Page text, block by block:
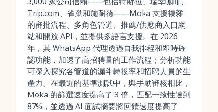
Trip.com、雀巢和施耐德——Moka 支援複雜
的審批流程、多角色管道、推薦/供應商入口網
站和開放 API，並提供多語言支援。在 2026
年，其 WhatsApp 代理透過自我排程和即時確
認功能，加速了高招聘量的工作流程；分析功能
可深入探究各管道的漏斗轉換率和招聘人員的生
產力。在最近的基準測試中，與手動審核相比，
Moka 的篩選速度提高了 3 倍，匹配一致性達到
87%，並透過 AI 面試摘要將回饋速度提高了